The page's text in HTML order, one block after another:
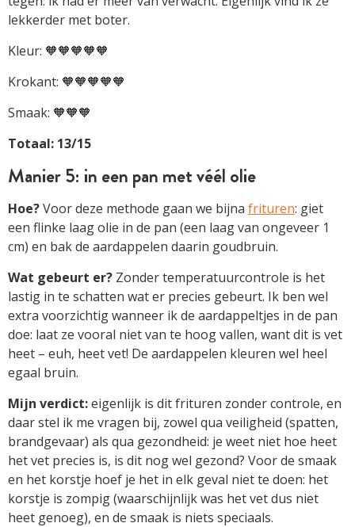
lekkerder met boter.
Kleur: 🧡🧡🧡🧡🧡
Krokant: 🧡🧡🧡🧡🧡
Smaak: 🧡🧡🧡
Totaal: 13/15
Manier 5: in een pan met véél olie
Hoe?Voor deze methode gaan we bijna frituren: giet
een flinke laag olie in de pan (een laag van ongeveer 1
cm) en bak de aardappelen daarin goudbruin.
Wat gebeurt er? Zonder temperatuurcontrole is het
lastig in te schatten wat er precies gebeurt. Ik ben wel
extra voorzichtig wanneer ik de aardappeltjes in de pan
doe: laat ze vooral niet van te hoog vallen, want dit is vet
heet – euh, heet vet! De aardappelen kleuren wel heel
egaal bruin.
Mijn verdict:eigenlijk is dit frituren zonder controle, en
daar stel ik me vragen bij, zowel qua veiligheid (spatten,
brandgevaar) als qua gezondheid: je weet niet hoe heet
het vet precies is, is dit nog wel gezond? Voor de smaak
en het korstje hoef je het in elk geval niet te doen: het
korstje is zompig (waarschijnlijk was het vet dus niet
heet genoeg), en de smaak is niets speciaals.